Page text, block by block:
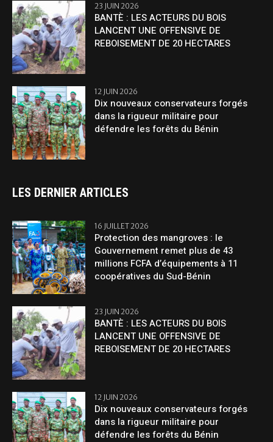
23 JUIN 2026
BANTÈ : LES ACTEURS DU BOIS
LANCENT UNE OFFENSIVE DE
REBOISEMENT DE 20 HECTARES
12 JUIN 2026
Dix nouveaux conservateurs forgés
dans la rigueur militaire pour
défendre les forêts du Bénin
LES DERNIER ARTICLES
16 JUILLET 2026
Protection des mangroves : le
Gouvernement remet plus de 43
millions FCFA d’équipements à 11
coopératives du Sud-Bénin
23 JUIN 2026
BANTÈ : LES ACTEURS DU BOIS
LANCENT UNE OFFENSIVE DE
REBOISEMENT DE 20 HECTARES
12 JUIN 2026
Dix nouveaux conservateurs forgés
dans la rigueur militaire pour
défendre les forêts du Bénin